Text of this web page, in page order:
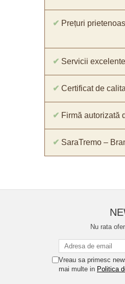
✔ Prețuri
✔ Servicii
✔ Certificat de
✔ Firmă autorizată
✔ SaraTremo –
Nu rata
Vreau sa primesc
mai multe in Politica